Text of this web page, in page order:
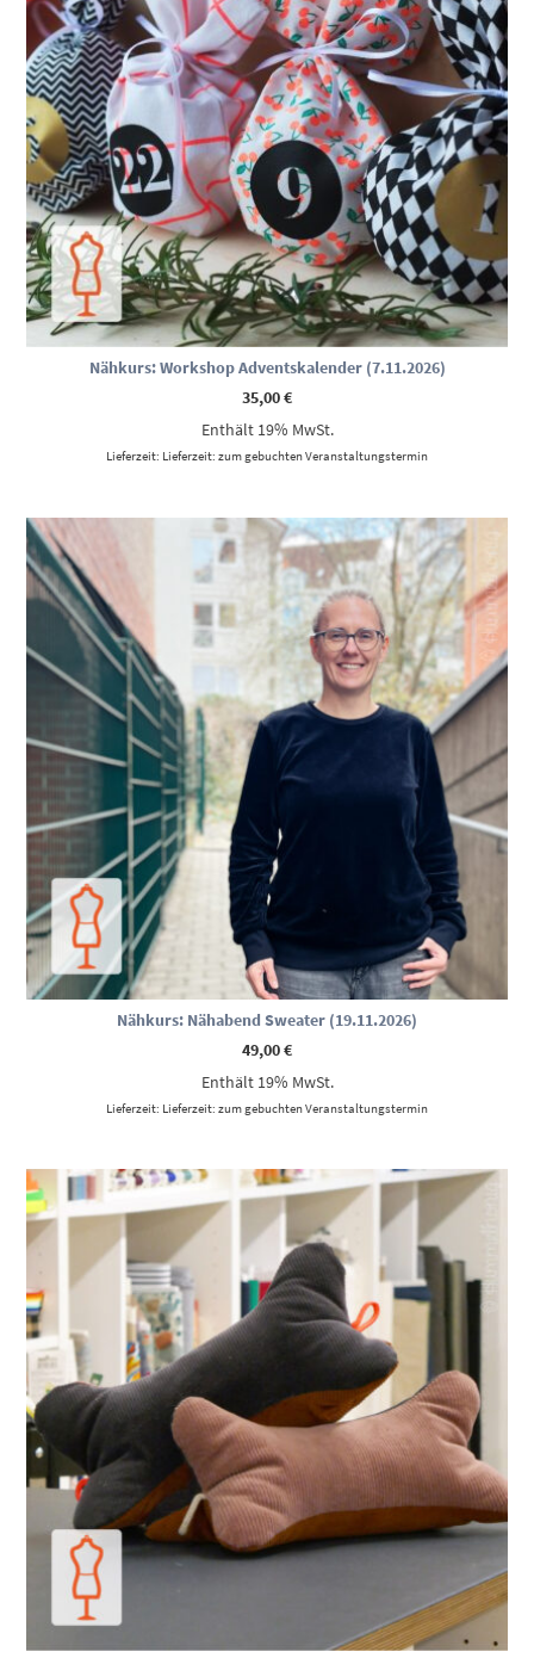
Nähkurs: Workshop Adventskalender (7.11.2026)
35,00€
Enthält 19% MwSt.
Lieferzeit: Lieferzeit: zum gebuchten Veranstaltungstermin
Nähkurs: Nähabend Sweater (19.11.2026)
49,00€
Enthält 19% MwSt.
Lieferzeit: Lieferzeit: zum gebuchten Veranstaltungstermin